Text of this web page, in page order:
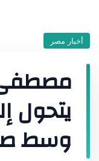
أخبار مصر
مصطفى
يتحول
وسط